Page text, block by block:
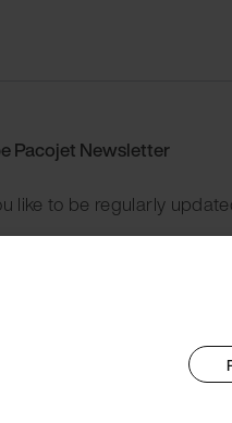
Pacojet Newsletter
like to be regularly